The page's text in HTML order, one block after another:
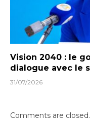
Vision 2040 : le
dialogue avec le
31/07/2026
Comments are closed.